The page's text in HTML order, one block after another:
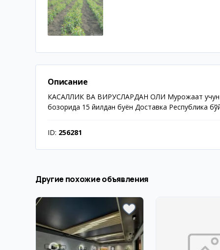
Описание
КАСАЛЛИК ВА ВИРУСЛАРДАН ҲОЛИ Мурожаат учун
бозорида 15 йилдан буён Доставка Республика
ID: 256281
Другие похожие объявления